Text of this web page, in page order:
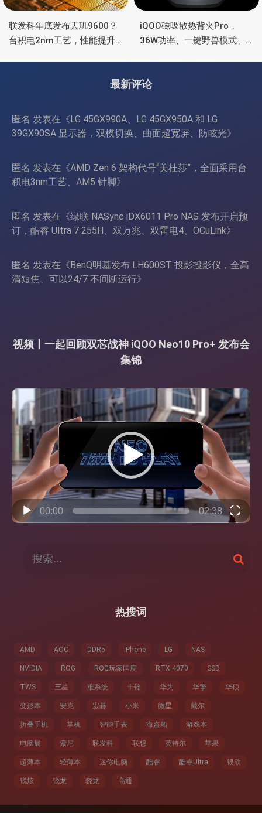
联发科年底发布天玑9600？
台积电2nm工艺，性能提升
iQOO磁吸散热背夹Pro，
36W功率、一键野兽模式、
最新评论
匿名 发表在《LG 45GX990A、LG 45GX950A 和 LG
39GX90SA 显示器，双模切换、曲面超宽屏、防眩光》
匿名 发表在《AMD Zen 6 架构代号“美杜莎”，全面采用台
积电3nm工艺、AM5 针脚》
匿名 发表在《绿联 NASync iDX6011 Pro NAS 发布开启预
订，酷睿 Ultra 7 255H、双万兆、双雷电4、OCuLink》
匿名 发表在《BenQ明基发布 LH600ST 投影投影仪，全高
清短焦、可以24/7 不间断运行》
视频丨一起回顾双芯战神 iQOO Neo10 Pro+ 发布会
集锦
视
频
播
放
00:00 02:38
搜
索
热搜词
AMD AOC DDR5 iPhone LG NAS
NVIDIA ROG ROG玩家国度 RTX 4070 SSD
TWS 三星 准系统 十铨 华为 华擎 华硕
变形本 安克 宏碁 小米 微星 戴尔
折叠手机 掌机 智能手表 海盗船 游戏本
电脑展 索尼 联发科 联想 英特尔 苹果
超薄本 轻薄本 迷你电脑 酷睿 酷睿Ultra 银欣
锐炫 锐龙 骁龙 高通